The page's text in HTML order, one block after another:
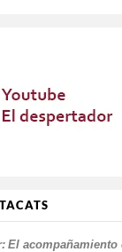
El